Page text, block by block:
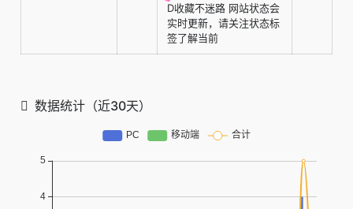
D收藏不迷路 网站状态会
实时更新，请关注状态标
签了解当前
数据统计（近30天）